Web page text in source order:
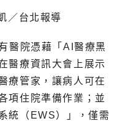
／台北報導
醫院憑藉「AI醫療黑
醫療資訊大會上展示
療管家，讓病人可在
項住院準備作業；並
統（EWS）」，僅需